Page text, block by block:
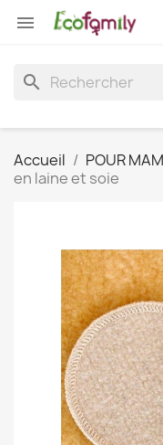

search
Accueil POUR
en laine et soie